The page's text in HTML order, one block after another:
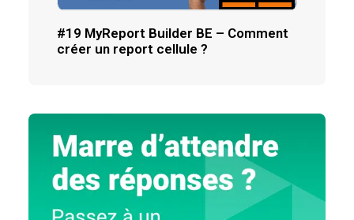
#19 MyReport Builder BE – Comment
créer un report cellule ?